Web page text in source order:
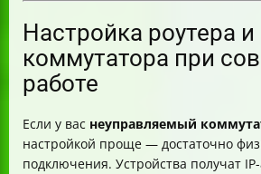
Настройка роутера и
коммутатора при
работе
Если у вас неуправляемый
настройкой проще — достаточно
подключения. Устройства получат IP-